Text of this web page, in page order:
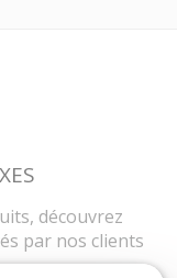
découvrez
par nos clients